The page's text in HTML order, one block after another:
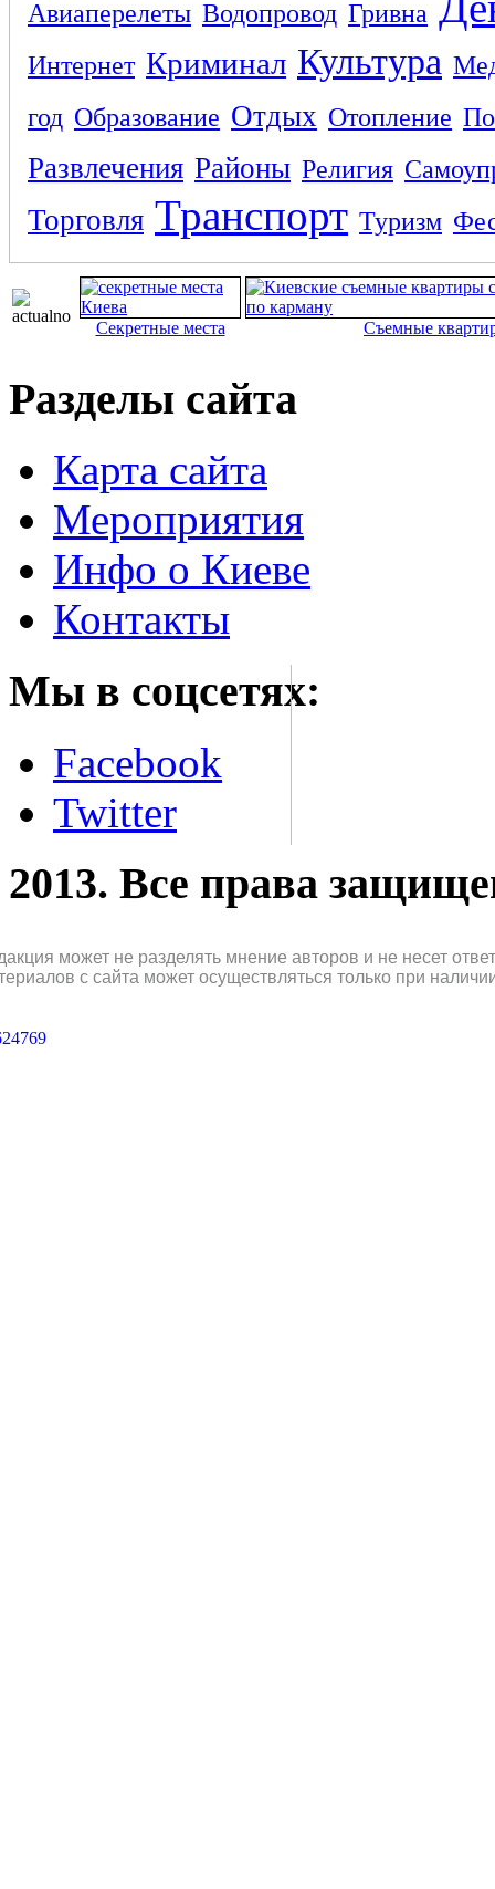
Авиаперелеты Водопровод Гривна
Интернет Криминал Культура
год Образование Отдых Отопление
Развлечения Районы Религия
Торговля Транспорт Туризм
Секретные места Съемные
Разделы сайта
Карта сайта
Мероприятия
Инфо о Киеве
Контакты
Мы в соцсетях:
Facebook
Twitter
2013. Все права
может не разделять мнение авторов и не несет
с сайта может осуществляться только при